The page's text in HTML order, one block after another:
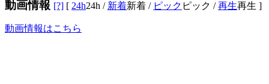
動画情報 [?] [ 24h24h / 新着新着 / ピック ピック /再生再生 ]
動画情報はこちら